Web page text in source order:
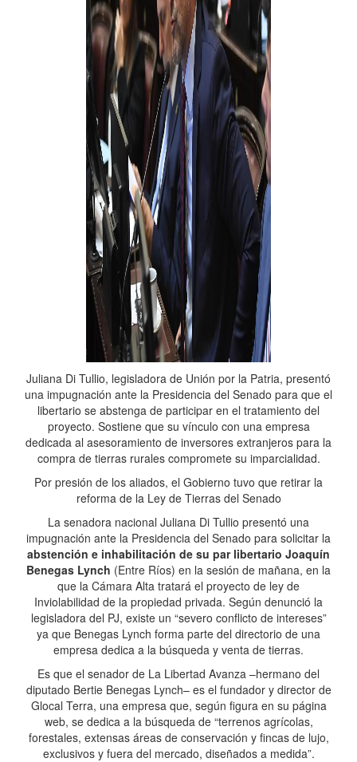
Juliana Di Tullio, legisladora de Unión por la Patria, presentó
una impugnación ante la Presidencia del Senado para que el
libertario se abstenga de participar en el tratamiento del
proyecto. Sostiene que su vínculo con una empresa
dedicada al asesoramiento de inversores extranjeros para la
compra de tierras rurales compromete su imparcialidad.
Por presión de los aliados, el Gobierno tuvo que retirar la
reforma de la Ley de Tierras del Senado
La senadora nacional Juliana Di Tullio presentó una
impugnación ante la Presidencia del Senado para solicitar la
abstención e inhabilitación de su par libertario Joaquín
Benegas Lynch (Entre Ríos) en la sesión de mañana, en la
que la Cámara Alta tratará el proyecto de ley de
Inviolabilidad de la propiedad privada. Según denunció la
legisladora del PJ, existe un “severo conflicto de intereses”
ya que Benegas Lynch forma parte del directorio de una
empresa dedica a la búsqueda y venta de tierras.
Es que el senador de La Libertad Avanza –hermano del
diputado Bertie Benegas Lynch– es el fundador y director de
Glocal Terra, una empresa que, según figura en su página
web, se dedica a la búsqueda de “terrenos agrícolas,
forestales, extensas áreas de conservación y fincas de lujo,
exclusivos y fuera del mercado, diseñados a medida”.